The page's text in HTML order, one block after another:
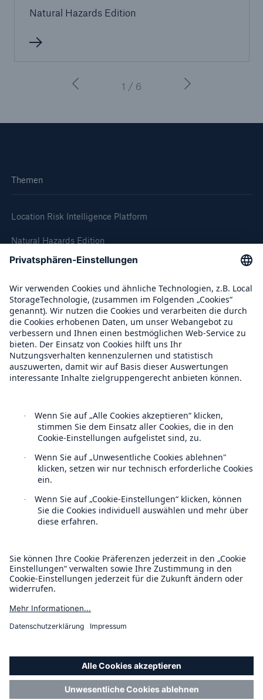
Natural Hazards Edition
1 / 6
Themen
Location Risk Intelligence Platform
Natural Hazards Edition
Climate Change Edition
Climate Financial Impact Edition
Wildfire HD Edition
On-Demand
Reporting Edition
Über uns
Veranstaltungen
Location Risk Intelligence Support
Datenschutz
Cookie Einstellungen
Impressum
Barrierefreiheit-Modus